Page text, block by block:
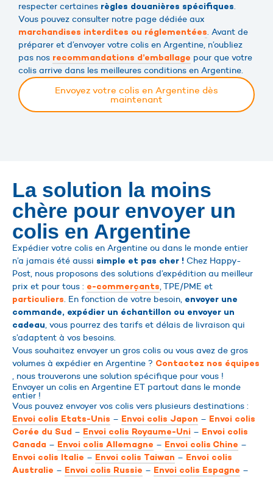
respecter certaines règles douanières spécifiques.
Vous pouvez consulter notre page dédiée aux
marchandises interdites ou réglementées. Avant de
préparer et d’envoyer votre colis en Argentine, n’oubliez
pas nos recommandations d’emballage pour que votre
colis arrive dans les meilleures conditions en Argentine.
Envoyez votre colis en Argentine dès
maintenant
La solution la moins
chère pour envoyer un
colis en Argentine
Expédier votre colis en Argentine ou dans le monde entier
n’a jamais été aussi simple et pas cher ! Chez Happy-
Post, nous proposons des solutions d’expédition au meilleur
prix et pour tous : e-commerçants, TPE/PME et
particuliers. En fonction de votre besoin, envoyer une
commande, expédier un échantillon ou envoyer un
cadeau, vous pourrez des tarifs et délais de livraison qui
s’adaptent à vos besoins.
Vous souhaitez envoyer un gros colis ou vous avez de gros
volumes à expédier en Argentine ? Contactez nos équipes
, nous trouverons une solution spécifique pour vous !
Envoyer un colis en Argentine ET partout dans le monde
entier !
Vous pouvez envoyer vos colis vers plusieurs destinations :
Envoi colis Etats-Unis – Envoi colis Japon – Envoi colis
Corée du Sud – Envoi colis Royaume-Uni – Envoi colis
Canada – Envoi colis Allemagne – Envoi colis Chine –
Envoi colis Italie – Envoi colis Taiwan – Envoi colis
Australie – Envoi colis Russie – Envoi colis Espagne –